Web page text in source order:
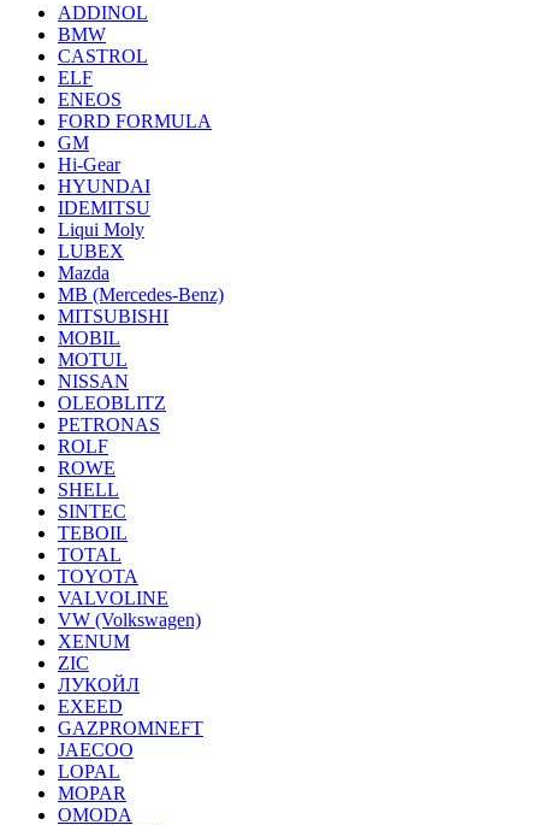
ADDINOL
BMW
CASTROL
ELF
ENEOS
FORD FORMULA
GM
Hi-Gear
HYUNDAI
IDEMITSU
Liqui Moly
LUBEX
Mazda
MB (Mercedes-Вenz)
MITSUBISHI
MOBIL
MOTUL
NISSAN
OLEOBLITZ
PETRONAS
ROLF
ROWE
SHELL
SINTEC
TEBOIL
TOTAL
TOYOTA
VALVOLINE
VW (Volkswagen)
XENUM
ZIC
ЛУКОЙЛ
EXEED
GAZPROMNEFT
JAECOO
LOPAL
MOPAR
OMODA